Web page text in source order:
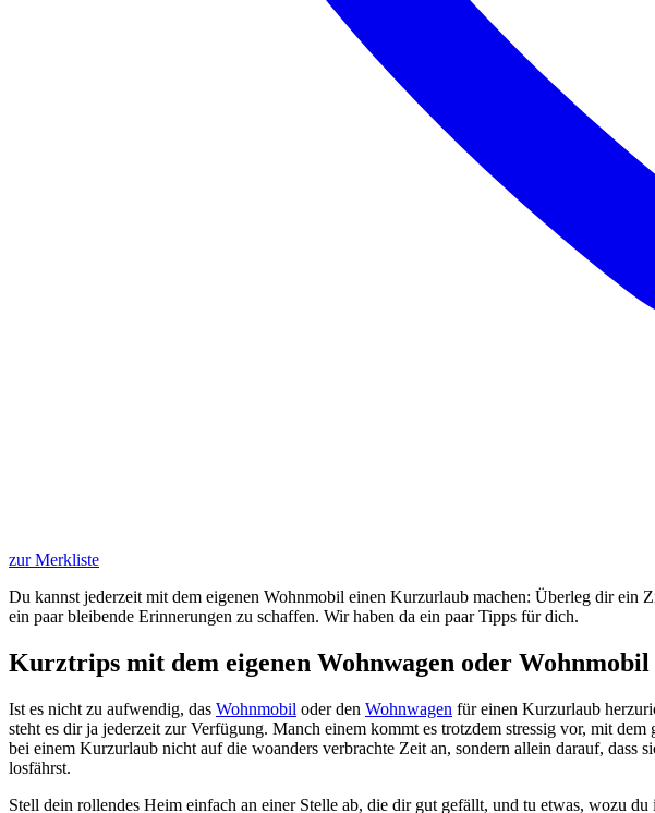
zur Merkliste
Du kannst jederzeit mit dem eigenen Wohnmobil einen Kurzurlaub machen: Überleg dir ein
ein paar bleibende Erinnerungen zu schaffen. Wir haben da ein paar Tipps für dich.
Kurztrips mit dem eigenen Wohnwagen oder Wohnmobil
Ist es nicht zu aufwendig, das Wohnmobil oder den Wohnwagen für einen Kurzurlaub
steht es dir ja jederzeit zur Verfügung. Manch einem kommt es trotzdem stressig vor, mit
bei einem Kurzurlaub nicht auf die woanders verbrachte Zeit an, sondern allein darauf, dass
losfährst.
Stell dein rollendes Heim einfach an einer Stelle ab, die dir gut gefällt, und tu etwas, wozu